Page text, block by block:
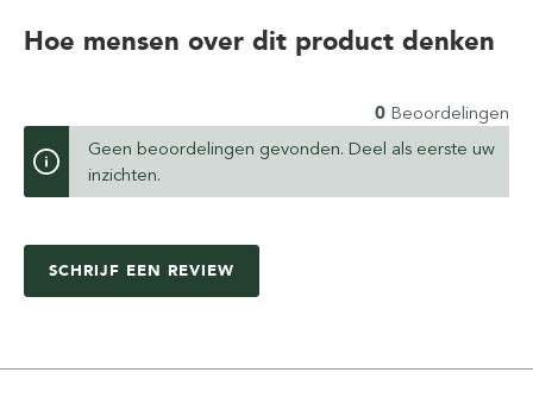
Hoe mensen over dit product denken
0 Beoordelingen
Geen beoordelingen gevonden. Deel als eerste uw
inzichten.
SCHRIJF EEN REVIEW